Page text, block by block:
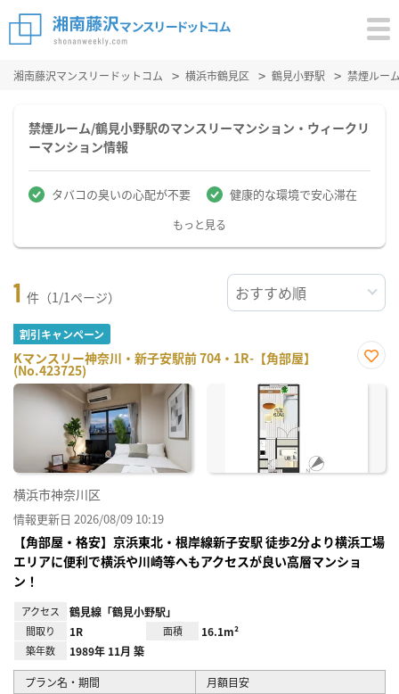
湘南藤沢マンスリードットコム 横浜市鶴見区 鶴見小野駅 禁煙ルー
禁煙ルーム/鶴見小野駅のマンスリーマンション・ウィークリ
ーマンション情報
タバコの臭いの心配が不要 健康的な環境で安心滞在
もっと見る
1 件（1/1ページ）
割引キャンペーン
Kマンスリー神奈川・新子安駅前 704・1R-【角部屋】
(No.423725)
に入
横浜市神奈川区
情報更新日 2026/08/09 10:19
【角部屋・格安】京浜東北・根岸線新子安駅 徒歩2分より横浜工場
エリアに便利で横浜や川崎等へもアクセスが良い高層マンショ
ン！
アクセス 鶴見線「鶴見小野駅」
間取り 1R 面積 16.1m²
築年数 1989年 11月 築
プラン名・期間 月額目安